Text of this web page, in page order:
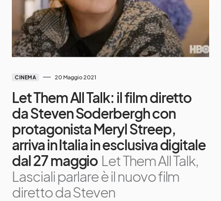
CINEMA 20 Maggio 2021
Let Them All Talk: il film diretto
da Steven Soderbergh con
protagonista Meryl Streep,
arriva in Italia in esclusiva digitale
dal 27 maggio Let Them All Talk,
Lasciali parlare è il nuovo film
diretto da Steven